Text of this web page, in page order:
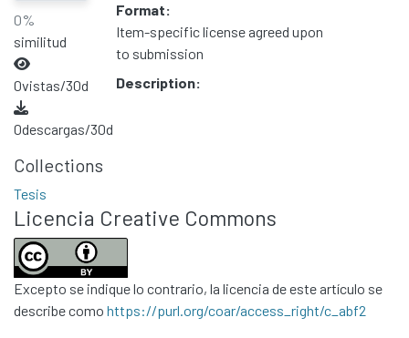
0%
similitud
0vistas/30d
0descargas/30d
Format:
Item-specific license agreed upon
to submission
Description:
Collections
Tesis
Licencia Creative Commons
Excepto se indique lo contrario, la licencia de este artículo se
describe como https://purl.org/coar/access_right/c_abf2